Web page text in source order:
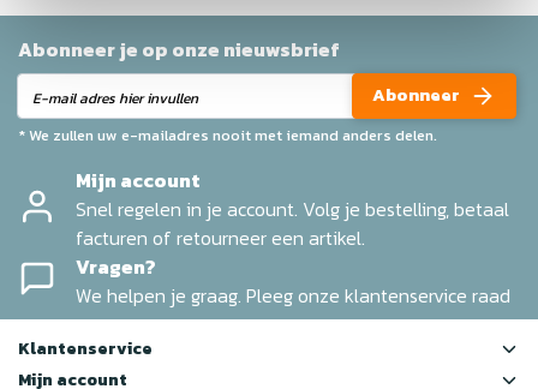
Abonneer je op onze nieuwsbrief
Abonneer
* We zullen uw e-mailadres nooit met iemand anders delen.
Mijn account
Snel regelen in je account. Volg je bestelling, betaal
facturen of retourneer een artikel.
Vragen?
We helpen je graag. Pleeg onze klantenservice raad
Klantenservice
Mijn account